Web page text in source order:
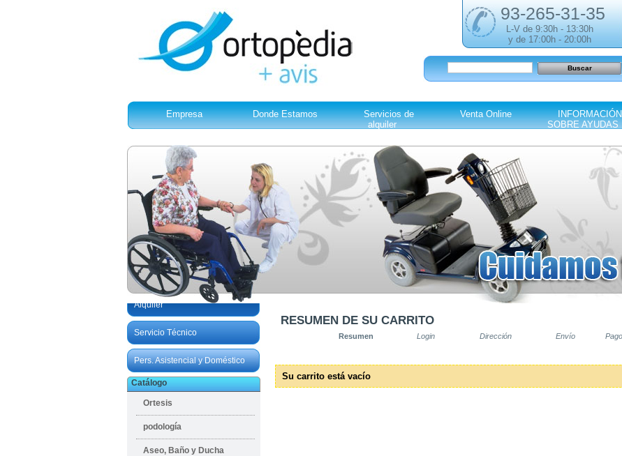
93-265-31-35
L-V de 9:30h - 13:30h
y de 17:00h - 20:00h
Empresa Donde Estamos
Servicios de
alquiler
Venta Online
INFORMACIÓN
SOBRE AYUDAS
Alquiler
Servicio Técnico
Pers. Asistencial y Doméstico
Catálogo
Ortesis
podología
Aseo, Baño y Ducha
RESUMEN DE SU CARRITO
Resumen Login Dirección Envío Pago
Su carrito está vacío